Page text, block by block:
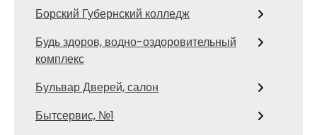
Борский Губернский колледж
Будь здоров, водно-оздоровительный
комплекс
Бульвар Дверей, салон
Бытсервис, №1